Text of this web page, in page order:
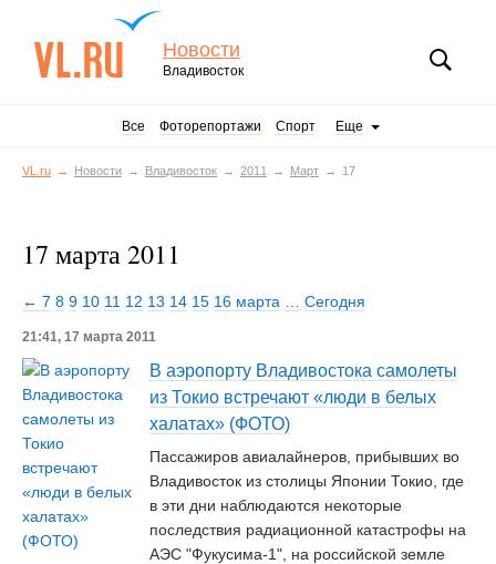
Новости
Владивосток
Все Фоторепортажи Спорт Еще
VL.ru Новости Владивосток 2011 Март 17
17 марта 2011
← 7 8 9 10 11 12 13 14 15 16 марта Сегодня
21:41, 17 марта 2011
В аэропорту Владивостока самолеты
из Токио встречают «люди в белых
халатах» (ФОТО)
Пассажиров авиалайнеров, прибывших во
Владивосток из столицы Японии Токио, где
в эти дни наблюдаются некоторые
последствия радиационной катастрофы на
АЭС "Фукусима-1", на российской земле